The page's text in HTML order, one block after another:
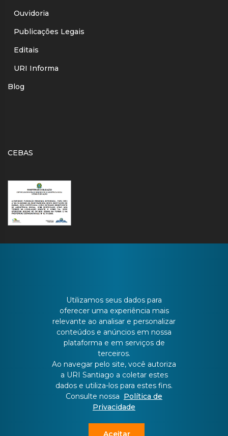
Ouvidoria
Publicações Legais
Editais
URI Informa
Blog
CEBAS
Batista Bonoto Sobrinho, 733
atendimento@urisantiago.br
Utilizamos seus dados para
oferecer uma experiência mais
relevante ao analisar e personalizar
conteúdos e anúncios em nossa
plataforma e em serviços de
terceiros.
Ao navegar pelo site, você autoriza
a URI Santiago a coletar estes
dados e utiliza-los para estes fins.
Consulte nossa Política de
Privacidade
Aceitar